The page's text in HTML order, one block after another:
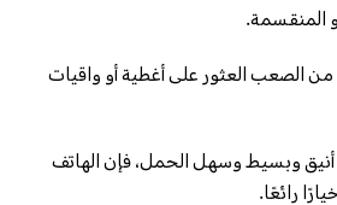
المنقسمة.
الصعب العثور على أغطية أو واقيات
وبسيط وسهل الحمل، فإن الهاتف
رائعًا.